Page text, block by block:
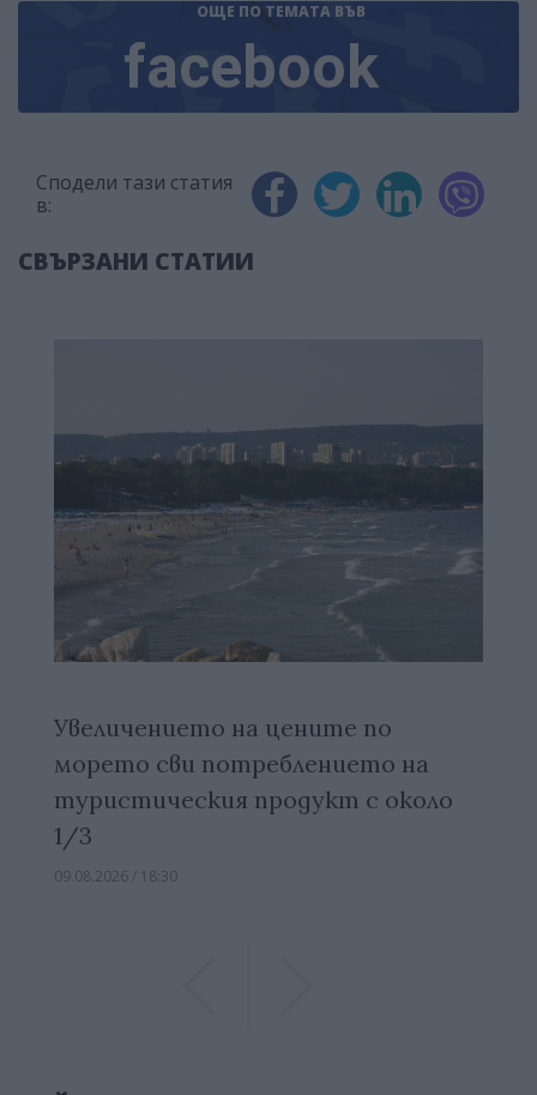
ОЩЕ ПО ТЕМАТА ВЪВ
facebook
Сподели тази статия
в:
СВЪРЗАНИ СТАТИИ
Увеличението на цените по
морето сви потреблението на
туристическия продукт с около
1/3
09.08.2026 / 18:30